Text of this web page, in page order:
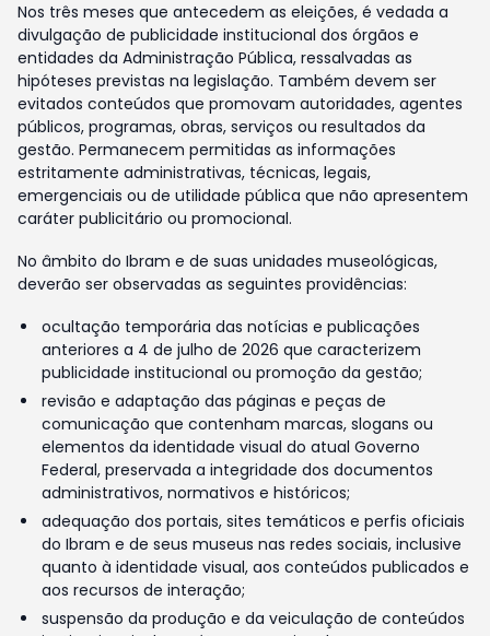
Nos três meses que antecedem as eleições, é vedada a
divulgação de publicidade institucional dos órgãos e
entidades da Administração Pública, ressalvadas as
hipóteses previstas na legislação. Também devem ser
evitados conteúdos que promovam autoridades, agentes
públicos, programas, obras, serviços ou resultados da
gestão. Permanecem permitidas as informações
estritamente administrativas, técnicas, legais,
emergenciais ou de utilidade pública que não apresentem
caráter publicitário ou promocional.
No âmbito do Ibram e de suas unidades museológicas,
deverão ser observadas as seguintes providências:
ocultação temporária das notícias e publicações
anteriores a 4 de julho de 2026 que caracterizem
publicidade institucional ou promoção da gestão;
revisão e adaptação das páginas e peças de
comunicação que contenham marcas, slogans ou
elementos da identidade visual do atual Governo
Federal, preservada a integridade dos documentos
administrativos, normativos e históricos;
adequação dos portais, sites temáticos e perfis oficiais
do Ibram e de seus museus nas redes sociais, inclusive
quanto à identidade visual, aos conteúdos publicados e
aos recursos de interação;
suspensão da produção e da veiculação de conteúdos